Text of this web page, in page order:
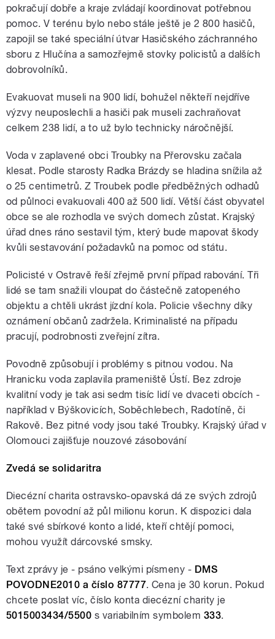
pokračují dobře a kraje zvládají koordinovat potřebnou
pomoc. V terénu bylo nebo stále ještě je 2 800 hasičů,
zapojil se také speciální útvar Hasičského záchranného
sboru z Hlučína a samozřejmě stovky policistů a dalších
dobrovolníků.
Evakuovat museli na 900 lidí, bohužel někteří nejdříve
výzvy neuposlechli a hasiči pak museli zachraňovat
celkem 238 lidí, a to už bylo technicky náročnější.
Voda v zaplavené obci Troubky na Přerovsku začala
klesat. Podle starosty Radka Brázdy se hladina snížila až
o 25 centimetrů. Z Troubek podle předběžných odhadů
od půlnoci evakuovali 400 až 500 lidí. Větší část obyvatel
obce se ale rozhodla ve svých domech zůstat. Krajský
úřad dnes ráno sestavil tým, který bude mapovat škody
kvůli sestavování požadavků na pomoc od státu.
Policisté v Ostravě řeší zřejmě první případ rabování. Tři
lidé se tam snažili vloupat do částečně zatopeného
objektu a chtěli ukrást jízdní kola. Policie všechny díky
oznámení občanů zadržela. Kriminalisté na případu
pracují, podrobnosti zveřejní zítra.
Povodně způsobují i problémy s pitnou vodou. Na
Hranicku voda zaplavila prameniště Ústí. Bez zdroje
kvalitní vody je tak asi sedm tisíc lidí ve dvaceti obcích -
například v Býškovicích, Soběchlebech, Radotíně, či
Rakově. Bez pitné vody jsou také Troubky. Krajský úřad v
Olomouci zajišťuje nouzové zásobování
Zvedá se solidaritra
Diecézní charita ostravsko-opavská dá ze svých zdrojů
obětem povodní až půl milionu korun. K dispozici dala
také své sbírkové konto a lidé, kteří chtějí pomoci,
mohou využít dárcovské smsky.
Text zprávy je - psáno velkými písmeny - DMS
POVODNE2010 a číslo 87777. Cena je 30 korun. Pokud
chcete poslat víc, číslo konta diecézní charity je
5015003434/5500 s variabilním symbolem 333.